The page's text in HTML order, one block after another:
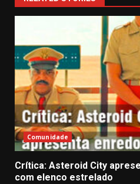
Comunidade
Crítica: Asteroid City
com elenco estrelado